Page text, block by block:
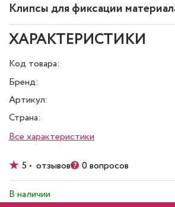
Клипсы для фиксации
ХАРАКТЕРИСТИКИ
Код товара:
Бренд:
Артикул:
Страна:
Все характеристики
5 • отзывов 0 вопросов
В наличии